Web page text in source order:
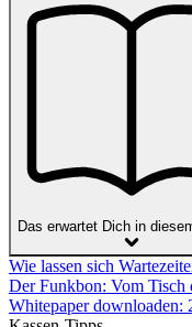
Das erwartet Dich in
Wie lassen sich
Der Funkbon: Vom
Whitepaper downloaden: